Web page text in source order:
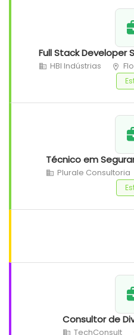
Full Stack Developer
HBI Indústrias
Técnico em
Plurale Consultoria
Consultor de
TechConsult